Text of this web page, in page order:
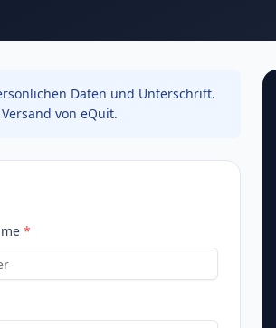
Daten und Unterschrift.
von eQuit.
*